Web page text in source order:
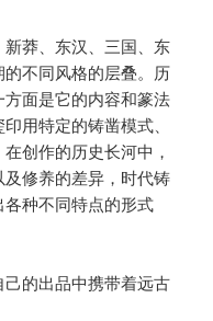
莽、东汉、三国、东
不同风格的层叠。历
面是它的内容和篆法
用特定的铸凿模式、
创作的历史长河中，
修养的差异，时代铸
种不同特点的形式
的出品中携带着远古